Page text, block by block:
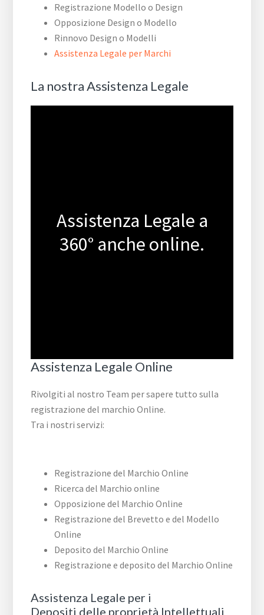
Registrazione Modello o Design
Opposizione Design o Modello
Rinnovo Design o Modelli
Assistenza Legale per Marchi
La nostra Assistenza Legale
Assistenza Legale a
360° anche online.
Assistenza Legale Online
Rivolgiti al nostro Team per sapere tutto sulla
registrazione del marchio Online.
Tra i nostri servizi:
Registrazione del Marchio Online
Ricerca del Marchio online
Opposizione del Marchio Online
Registrazione del Brevetto e del Modello
Online
Deposito del Marchio Online
Registrazione e deposito del Marchio Online
Assistenza Legale per i
Depositi delle proprietà Intellettuali